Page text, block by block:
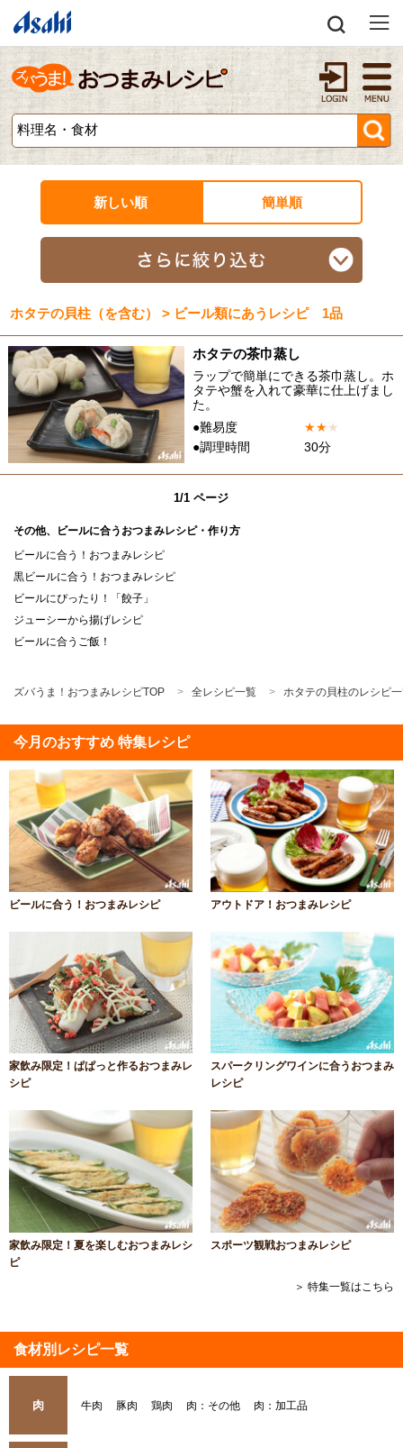
新しい順 簡単順
ホタテの貝柱（を含む） > ビール類にあうレシピ 1品
ホタテの茶巾蒸し
ラップで簡単にできる茶巾蒸し。ホ
タテや蟹を入れて豪華に仕上げまし
た。
●難易度
★★★
●調理時間
30分
1/1 ページ
その他、ビールに合うおつまみレシピ・作り方
ビールに合う！おつまみレシピ
黒ビールに合う！おつまみレシピ
ビールにぴったり！「餃子」
ジューシーから揚げレシピ
ビールに合うご飯！
ズバうま！おつまみレシピTOP 全レシピ一覧 ホタテの貝柱のレシピ
今月のおすすめ 特集レシピ
ビールに合う！おつまみレシピ アウトドア！おつまみレシピ
家飲み限定！ぱぱっと作るおつまみレ
シピ
スパークリングワインに合うおつまみ
レシピ
家飲み限定！夏を楽しむおつまみレシ
ピ
スポーツ観戦おつまみレシピ
＞ 特集一覧はこちら
食材別レシピ一覧
肉 牛肉 豚肉 鶏肉 肉：その他 肉：加工品